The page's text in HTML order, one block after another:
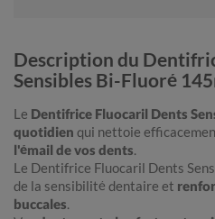
Description du
Sensibles Bi-Fluoré
Le Dentifrice Fluocaril Dents
quotidien qui nettoie
l'émail de vos dents.
Le Dentifrice Fluocaril Dents
de la sensibilité dentaire et
buccales.